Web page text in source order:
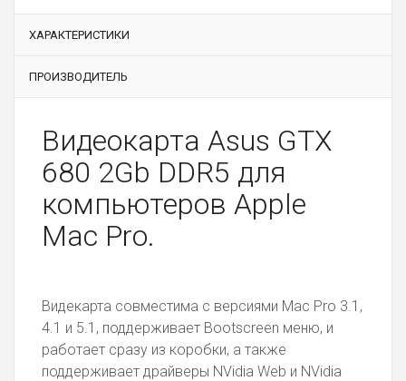
ХАРАКТЕРИСТИКИ
ПРОИЗВОДИТЕЛЬ
Видеокарта Asus GTX
680 2Gb DDR5 для
компьютеров Apple
Mac Pro.
Видекарта совместима с версиями Mac Pro 3.1,
4.1 и 5.1, поддерживает Bootscreen меню, и
работает сразу из коробки, а также
поддерживает драйверы NVidia Web и NVidia